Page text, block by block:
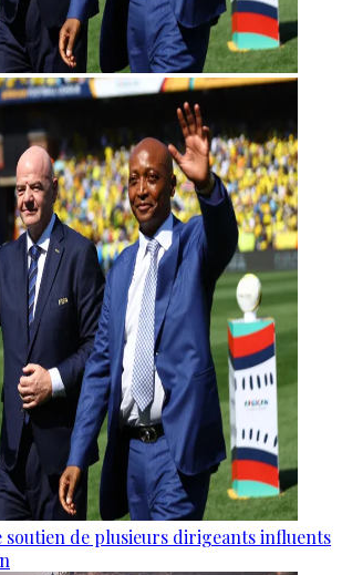
de plusieurs dirigeants influents